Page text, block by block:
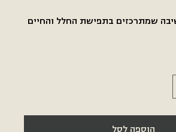
שמתרכזים בתפישת החלל והחיים
הוספה לסל